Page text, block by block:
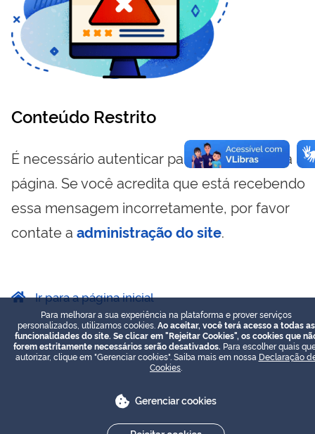
Conteúdo Restrito
É necessário autenticar para visualizar essa
página. Se você acredita que está recebendo
essa mensagem incorretamente, por favor
contate a administração do site.
Ir para a página inicial
Para melhorar a sua experiência na plataforma e prover serviços
personalizados, utilizamos cookies. Ao aceitar, você terá acesso a todas as
funcionalidades do site. Se clicar em "Rejeitar Cookies", os cookies que
forem estritamente necessários serão desativados. Para escolher quais
autorizar, clique em "Gerenciar cookies". Saiba mais em nossa Declaração
Cookies
Gerenciar cookies